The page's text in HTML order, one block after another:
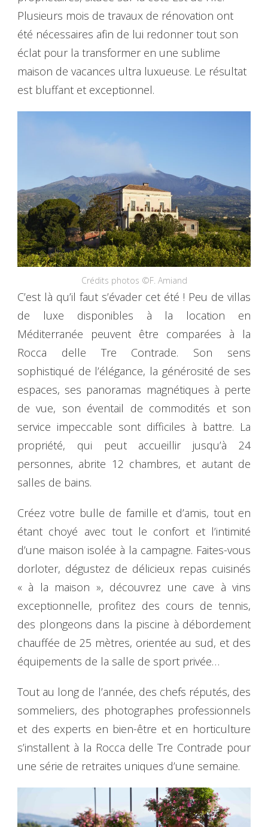
Plusieurs mois de travaux de rénovation ont
été nécessaires afin de lui redonner tout son
éclat pour la transformer en une sublime
maison de vacances ultra luxueuse. Le résultat
est bluffant et exceptionnel.
Crédits photos ©F. Amiand
C’est là qu’il faut s’évader cet été ! Peu de villas
de luxe disponibles à la location en
Méditerranée peuvent être comparées à la
Rocca delle Tre Contrade. Son sens
sophistiqué de l’élégance, la générosité de ses
espaces, ses panoramas magnétiques à perte
de vue, son éventail de commodités et son
service impeccable sont difficiles à battre. La
propriété, qui peut accueillir jusqu’à 24
personnes, abrite 12 chambres, et autant de
salles de bains.
Créez votre bulle de famille et d’amis, tout en
étant choyé avec tout le confort et l’intimité
d’une maison isolée à la campagne. Faites-vous
dorloter, dégustez de délicieux repas cuisinés
« à la maison », découvrez une cave à vins
exceptionnelle, profitez des cours de tennis,
des plongeons dans la piscine à débordement
chauffée de 25 mètres, orientée au sud, et des
équipements de la salle de sport privée…
Tout au long de l’année, des chefs réputés, des
sommeliers, des photographes professionnels
et des experts en bien-être et en horticulture
s’installent à la Rocca delle Tre Contrade pour
une série de retraites uniques d’une semaine.